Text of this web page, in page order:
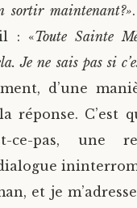
sortir maintenant?»
: «Toute Sainte
Je ne sais pas si
d’une
réponse. C’est
ce-pas, une
et je